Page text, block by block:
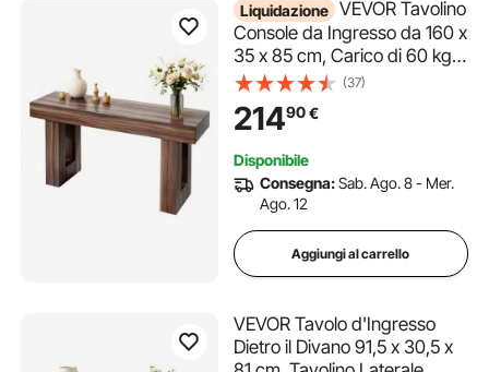
Liquidazione VEVOR Tavolino
Console da Ingresso da 160 x
35 x 85 cm, Carico di 60 kg
Rettangolare Stretto in
Truciolato per Corridoio,
Camera da Letto, Soggiorno,
Marrone
(37)
21490€
Disponibile
Consegna:Sab. Ago. 8 - Mer.
Ago. 12
Aggiungi al carrello
VEVOR Tavolo d'Ingresso
Dietro il Divano 91,5 x 30,5 x